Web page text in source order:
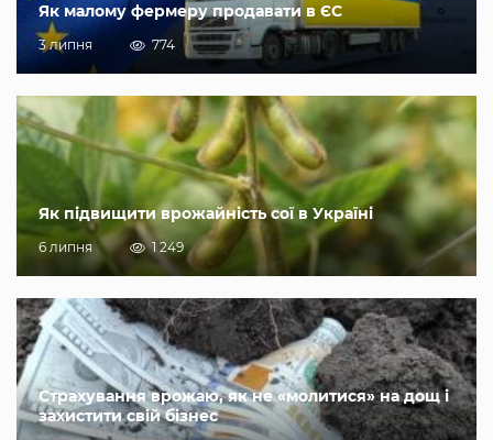
Як малому фермеру продавати в ЄС
3 липня 774
Як підвищити врожайність сої в Україні
6 липня 1 249
Страхування врожаю, як не «молитися» на дощ і
захистити свій бізнес